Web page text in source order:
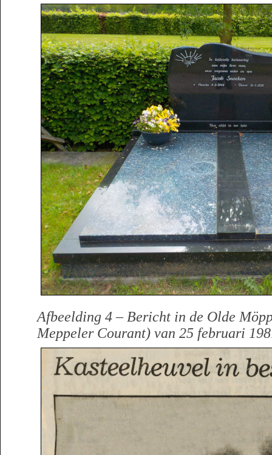
Afbeelding 4 – Bericht in de Olde
Meppeler Courant) van 25 februari